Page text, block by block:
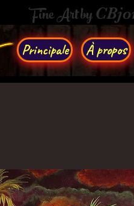
Fine Art by
Principale À propos